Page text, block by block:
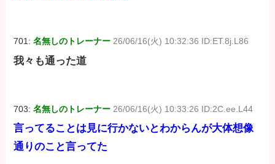
701:名無しのトレーナー 26/06/16(火) 10:32:36 ID:ET.8j.L86
我々も通った道
703:名無しのトレーナー 26/06/16(火) 10:33:26 ID:2C.ee.L44
言ってることは見に行かないとわからんが大体想像
通りのこと言ってた